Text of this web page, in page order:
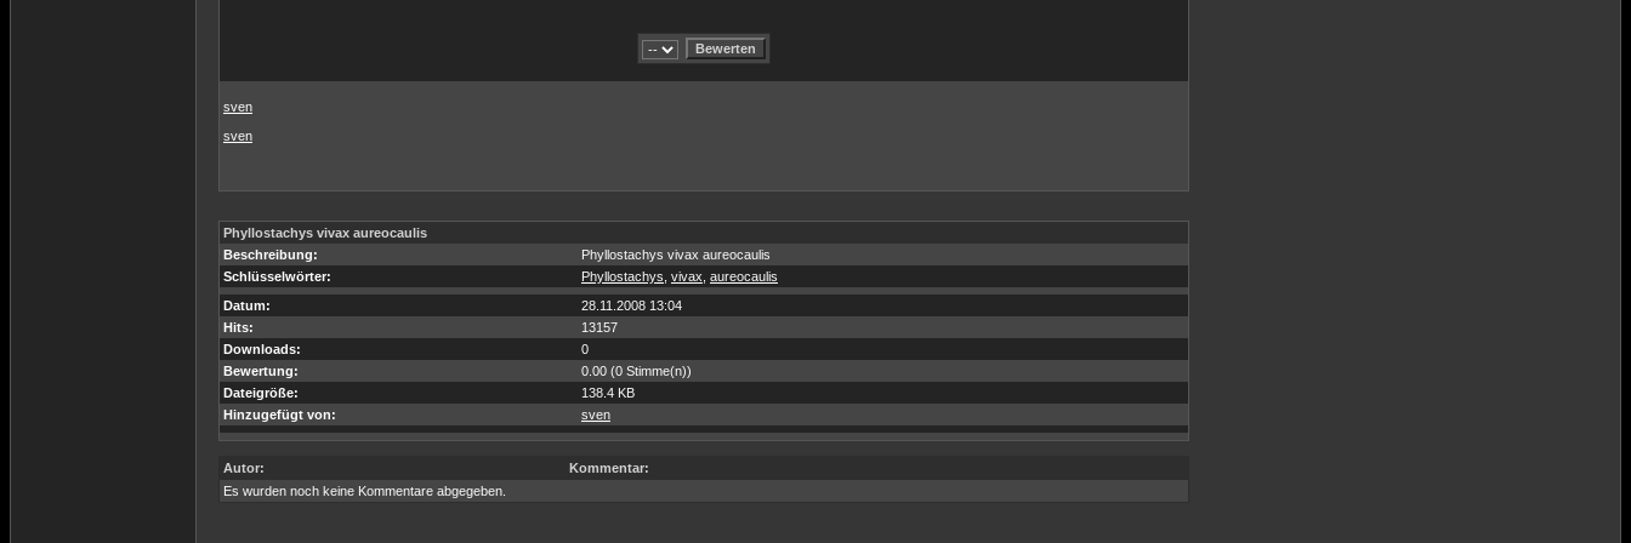
sven
sven
Phyllostachys vivax aureocaulis
Beschreibung:
Phyllostachys vivax aureocaulis
Schlüsselwörter:
Phyllostachys vivax aureocaulis
Datum:
28.11.2008 13:04
Hits:
13157
Downloads:
0
Bewertung:
0.00 (0 Stimme(n))
Dateigröße:
138.4 KB
Hinzugefügt von:
sven
Autor:
Kommentar:
Es wurden noch keine Kommentare abgegeben.